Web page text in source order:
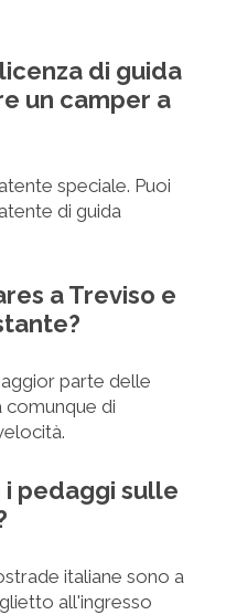
di guida
un camper a
speciale. Puoi
di guida
a Treviso e
parte delle
comunque di
i pedaggi sulle
italiane sono a
all'ingresso